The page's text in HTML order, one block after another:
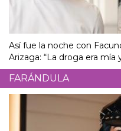
Así fue la noche con
Arizaga: “La droga era mía
FARÁNDULA